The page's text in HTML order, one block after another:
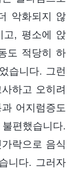
악화되지 않
고, 평소에 앉
도 적당히 하
습니다. 그런
하고 오히려
어지럼증도
편했습니다.
락으로 음식
니다. 그러자